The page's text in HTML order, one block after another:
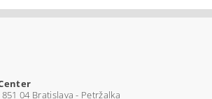
04 Bratislava - Petržalka